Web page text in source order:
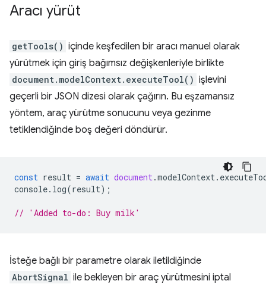
Aracı yürüt
getTools() içinde keşfedilen bir aracı manuel olarak
yürütmek için giriş bağımsız değişkenleriyle birlikte
document.modelContext.executeTool() işlevini
geçerli bir JSON dizesi olarak çağırın. Bu eşzamansız
yöntem, araç yürütme sonucunu veya gezinme
tetiklendiğinde boş değeri döndürür.
const result = await document.modelContext.
console. log(result);
// 'Added to-do: Buy milk'
İsteğe bağlı bir parametre olarak iletildiğinde
AbortSignal ile bekleyen bir araç yürütmesini iptal